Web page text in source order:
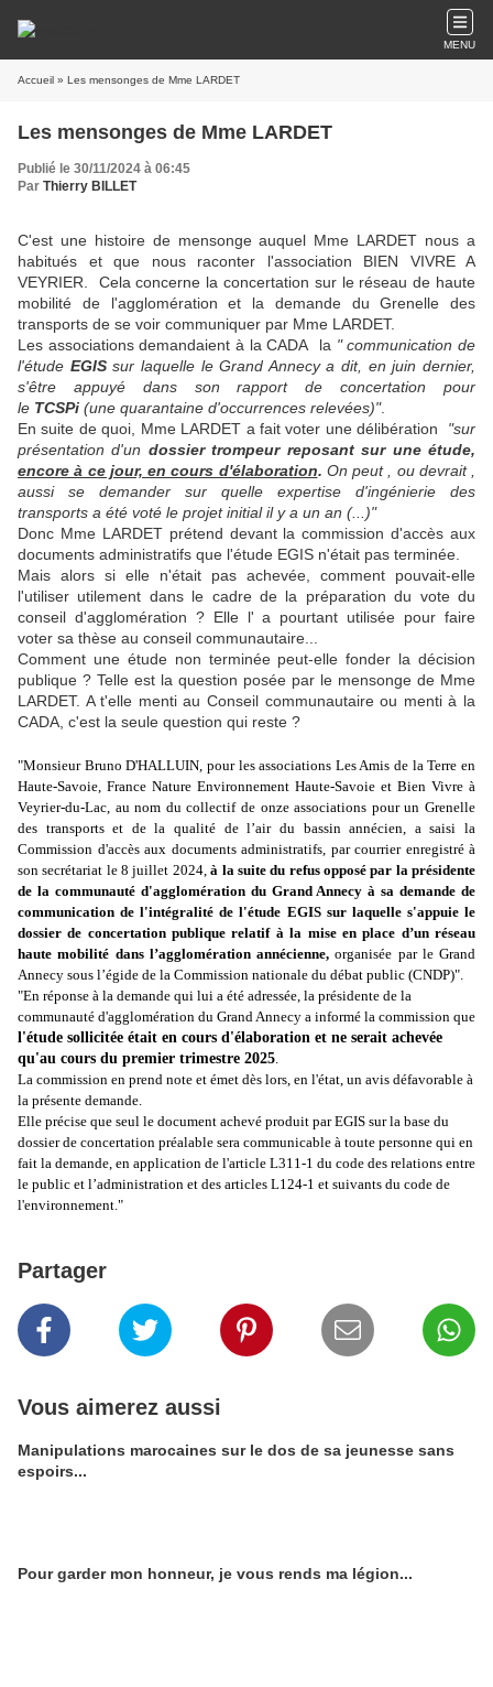
MENU
Accueil » Les mensonges de Mme LARDET
Les mensonges de Mme LARDET
Publié le 30/11/2024 à 06:45
Par Thierry BILLET
C'est une histoire de mensonge auquel Mme LARDET nous a
habitués et que nous raconter l'association BIEN VIVRE A
VEYRIER. Cela concerne la concertation sur le réseau de haute
mobilité de l'agglomération et la demande du Grenelle des
transports de se voir communiquer par Mme LARDET.
Les associations demandaient à la CADA la " communication de
l'étude EGIS sur laquelle le Grand Annecy a dit, en juin dernier,
s'être appuyé dans son rapport de concertation pour
le TCSPi (une quarantaine d'occurrences relevées)".
En suite de quoi, Mme LARDET a fait voter une délibération
"sur
présentation d'un dossier trompeur reposant sur une étude,
encore à ce jour, en cours d'élaboration. On peut , ou devrait ,
aussi se demander sur quelle expertise d'ingénierie des
transports a été voté le projet initial il y a un an (...)"
Donc Mme LARDET prétend devant la commission d'accès aux
documents administratifs que l'étude EGIS n'était pas terminée.
Mais alors si elle n'était pas achevée, comment pouvait-elle
l'utiliser utilement dans le cadre de la préparation du vote du
conseil d'agglomération ? Elle l' a pourtant utilisée pour faire
voter sa thèse au conseil communautaire...
Comment une étude non terminée peut-elle fonder la décision
publique ? Telle est la question posée par le mensonge de Mme
LARDET. A t'elle menti au Conseil communautaire ou menti à la
CADA, c'est la seule question qui reste ?
"Monsieur Bruno D'HALLUIN, pour les associations Les Amis de la Terre en
Haute-Savoie, France Nature Environnement Haute-Savoie et Bien Vivre à
Veyrier-du-Lac, au nom du collectif de onze associations pour un Grenelle
des transports et de la qualité de l’air du bassin annécien, a saisi la
Commission d'accès aux documents administratifs, par courrier enregistré à
son secrétariat le 8 juillet 2024,à la suite du refus opposé par la présidente
de la communauté d'agglomération du Grand Annecy à sa demande de
communication de l'intégralité de l'étude EGIS sur laquelle s'appuie le
dossier de concertation publique relatif à la mise en place d’un réseau
haute mobilité dans l’agglomération annécienne, organisée par le Grand
Annecy sous l’égide de la Commission nationale du débat public (CNDP)".
"En réponse à la demande qui lui a été adressée, la présidente de la
communauté d'agglomération du Grand Annecy a informé la commission que
l'étude sollicitée était en cours d'élaboration et ne serait achevée
qu'au cours du premier trimestre 2025.
La commission en prend note et émet dès lors, en l'état, un avis défavorable à
la présente demande.
Elle précise que seul le document achevé produit par EGIS sur la base du
dossier de concertation préalable sera communicable à toute personne qui en
fait la demande, en application de l'article L311-1 du code des relations entre
le public et l’administration et des articles L124-1 et suivants du code de
l'environnement."
Partager
Vous aimerez aussi
Manipulations marocaines sur le dos de sa jeunesse sans
espoirs...
Pour garder mon honneur, je vous rends ma légion...